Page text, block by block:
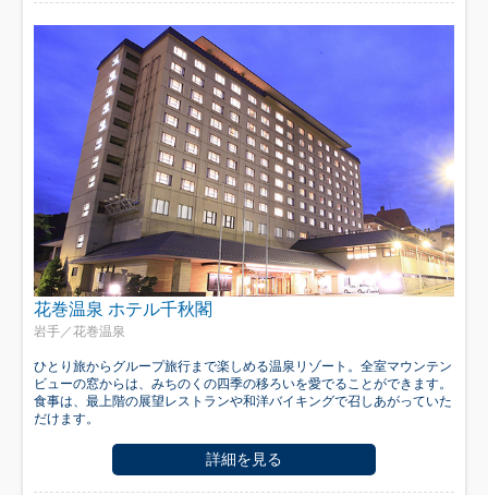
花巻温泉 ホテル千秋閣
岩手／花巻温泉
ひとり旅からグループ旅行まで楽しめる温泉リゾート。全室マウンテン
ビューの窓からは、みちのくの四季の移ろいを愛でることができます。
食事は、最上階の展望レストランや和洋バイキングで召しあがっていた
だけます。
詳細を見る